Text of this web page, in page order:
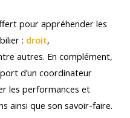
pour appréhender les
: droit,
autres. En complément,
d’un coordinateur
les performances et
ainsi que son savoir-faire.